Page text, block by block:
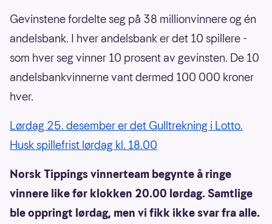
Gevinstene fordelte seg på 38 millionvinnere og én
andelsbank. I hver andelsbank er det 10 spillere -
som hver seg vinner 10 prosent av gevinsten. De 10
andelsbankvinnerne vant dermed 100 000 kroner
hver.
Lørdag 25. desember er det Gulltrekning i Lotto.
Husk spillefrist lørdag kl. 18.00
Norsk Tippings vinnerteam begynte å ringe
vinnere like før klokken 20.00 lørdag. Samtlige
ble oppringt lørdag, men vi fikk ikke svar fra alle.